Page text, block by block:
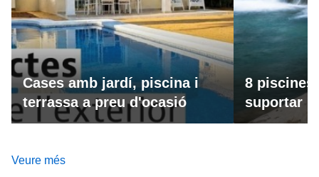
Cases amb jardí, piscina i
terrassa a preu d'ocasió
8 piscines
suportar
Veure més